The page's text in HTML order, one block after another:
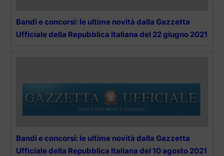
Bandi e concorsi: le ultime novità dalla Gazzetta
Ufficiale della Repubblica Italiana del 22 giugno 2021
Bandi e concorsi: le ultime novità dalla Gazzetta
Ufficiale della Repubblica Italiana del 10 agosto 2021